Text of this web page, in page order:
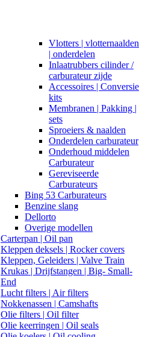
Vlotters | vlotternaalden
| onderdelen
Inlaatrubbers cilinder /
carburateur zijde
Accessoires | Conversie
kits
Membranen | Pakking |
sets
Sproeiers & naalden
Onderdelen carburateur
Onderhoud middelen
Carburateur
Gereviseerde
Carburateurs
Bing 53 Carburateurs
Benzine slang
Dellorto
Overige modellen
Carterpan | Oil pan
Kleppen deksels | Rocker covers
Kleppen, Geleiders | Valve Train
Krukas | Drijfstangen | Big- Small-
End
Lucht filters | Air filters
Nokkenassen | Camshafts
Olie filters | Oil filter
Olie keerringen | Oil seals